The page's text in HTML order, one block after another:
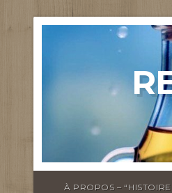
À PROPOS –